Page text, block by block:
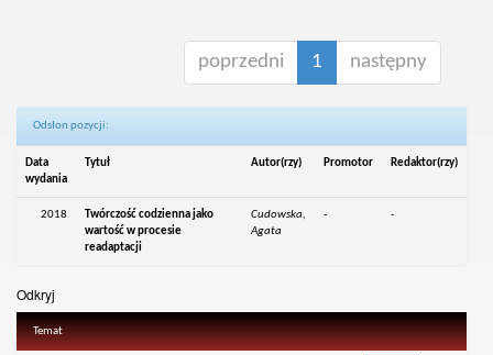
poprzedni 1 następny
Odsłon pozycji:
Data
wydania
Tytuł Autor(rzy) Promotor Redaktor(rzy)
2018
Twórczość codzienna jako
wartość w procesie
readaptacji
Cudowska,
Agata
- -
Odkryj
Temat